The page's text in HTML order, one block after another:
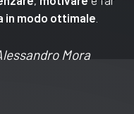
in modo ottimale
Mora